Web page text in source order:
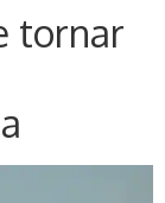
tornar